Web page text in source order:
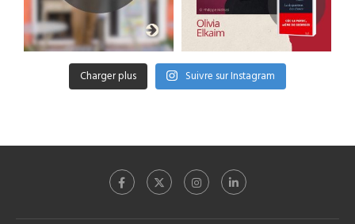
Charger plus Suivre sur Instagram